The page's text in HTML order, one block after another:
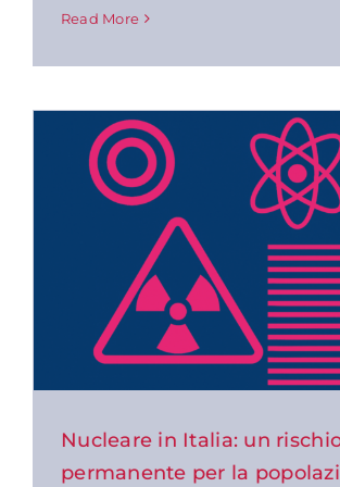
Read More
Nucleare in Italia: un
permanente per la